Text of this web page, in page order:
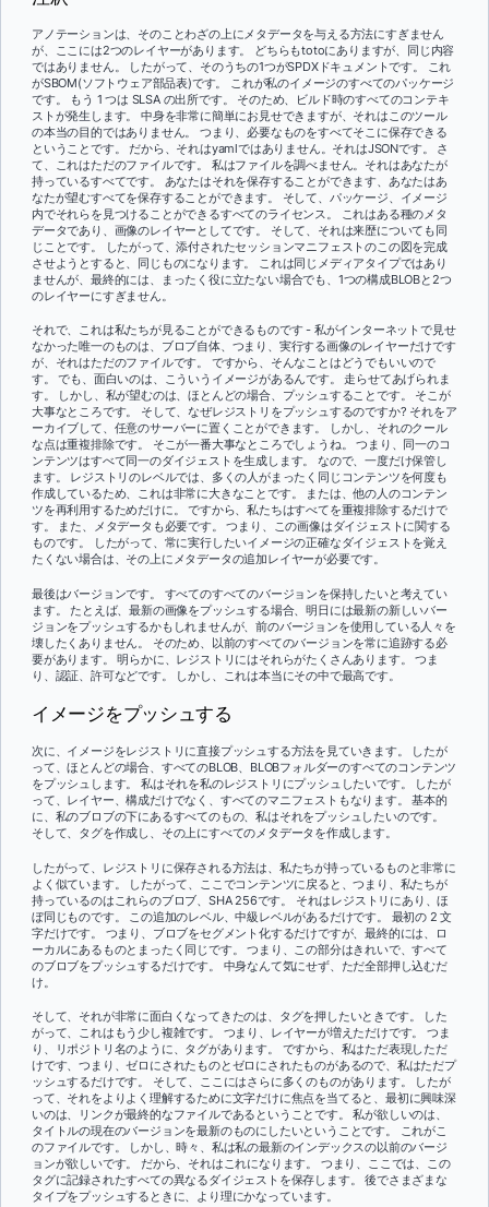
アノテーションは、そのことわざの上にメタデータを与える方法にすぎません
が、ここには2つのレイヤーがあります。 どちらもtotoにありますが、同じ内容
ではありません。 したがって、そのうちの1つがSPDXドキュメントです。 これ
がSBOM(ソフトウェア部品表)です。 これが私のイメージのすべてのパッケージ
です。 もう 1 つは SLSA の出所です。 そのため、ビルド時のすべてのコンテキ
ストが発生します。 中身を非常に簡単にお見せできますが、それはこのツール
の本当の目的ではありません。 つまり、必要なものをすべてそこに保存できる
ということです。 だから、それはyamlではありません。それはJSONです。 さ
て、これはただのファイルです。 私はファイルを調べません。それはあなたが
持っているすべてです。 あなたはそれを保存することができます、あなたはあ
なたが望むすべてを保存することができます。 そして、パッケージ、イメージ
内でそれらを見つけることができるすべてのライセンス。 これはある種のメタ
データであり、画像のレイヤーとしてです。 そして、それは来歴についても同
じことです。 したがって、添付されたセッションマニフェストのこの図を完成
させようとすると、同じものになります。 これは同じメディアタイプではあり
ませんが、最終的には、まったく役に立たない場合でも、1つの構成BLOBと2つ
のレイヤーにすぎません。
それで、これは私たちが見ることができるものです - 私がインターネットで見せ
なかった唯一のものは、ブロブ自体、つまり、実行する画像のレイヤーだけです
が、それはただのファイルです。 ですから、そんなことはどうでもいいので
す。 でも、面白いのは、こういうイメージがあるんです。 走らせてあげられま
す。 しかし、私が望むのは、ほとんどの場合、プッシュすることです。 そこが
大事なところです。 そして、なぜレジストリをプッシュするのですか? それをア
ーカイブして、任意のサーバーに置くことができます。 しかし、それのクール
な点は重複排除です。 そこが一番大事なところでしょうね。 つまり、同一のコ
ンテンツはすべて同一のダイジェストを生成します。 なので、一度だけ保管し
ます。 レジストリのレベルでは、多くの人がまったく同じコンテンツを何度も
作成しているため、これは非常に大きなことです。 または、他の人のコンテン
ツを再利用するためだけに。 ですから、私たちはすべてを重複排除するだけで
す。 また、メタデータも必要です。 つまり、この画像はダイジェストに関する
ものです。 したがって、常に実行したいイメージの正確なダイジェストを覚え
たくない場合は、その上にメタデータの追加レイヤーが必要です。
最後はバージョンです。 すべてのすべてのバージョンを保持したいと考えてい
ます。 たとえば、最新の画像をプッシュする場合、明日には最新の新しいバー
ジョンをプッシュするかもしれませんが、前のバージョンを使用している人々を
壊したくありません。 そのため、以前のすべてのバージョンを常に追跡する必
要があります。 明らかに、レジストリにはそれらがたくさんあります。 つま
り、認証、許可などです。 しかし、これは本当にその中で最高です。
イメージをプッシュする
次に、イメージをレジストリに直接プッシュする方法を見ていきます。 したが
って、ほとんどの場合、すべてのBLOB、BLOBフォルダーのすべてのコンテンツ
をプッシュします。 私はそれを私のレジストリにプッシュしたいです。 したが
って、レイヤー、構成だけでなく、すべてのマニフェストもなります。 基本的
に、私のブロブの下にあるすべてのもの、私はそれをプッシュしたいのです。
そして、タグを作成し、その上にすべてのメタデータを作成します。
したがって、レジストリに保存される方法は、私たちが持っているものと非常に
よく似ています。 したがって、ここでコンテンツに戻ると、つまり、私たちが
持っているのはこれらのブロブ、SHA 256です。 それはレジストリにあり、ほ
ぼ同じものです。 この追加のレベル、中級レベルがあるだけです。 最初の 2 文
字だけです。 つまり、ブロブをセグメント化するだけですが、最終的には、ロ
ーカルにあるものとまったく同じです。 つまり、この部分はきれいで、すべて
のブロブをプッシュするだけです。 中身なんて気にせず、ただ全部押し込むだ
け。
そして、それが非常に面白くなってきたのは、タグを押したいときです。 した
がって、これはもう少し複雑です。 つまり、レイヤーが増えただけです。 つま
り、リポジトリ名のように、タグがあります。 ですから、私はただ表現しただ
けです、つまり、ゼロにされたものとゼロにされたものがあるので、私はただプ
ッシュするだけです。 そして、ここにはさらに多くのものがあります。 したが
って、それをよりよく理解するために文字だけに焦点を当てると、最初に興味深
いのは、リンクが最終的なファイルであるということです。 私が欲しいのは、
タイトルの現在のバージョンを最新のものにしたいということです。 これがこ
のファイルです。 しかし、時々、私は私の最新のインデックスの以前のバージ
ョンが欲しいです。 だから、それはこれになります。 つまり、ここでは、この
タグに記録されたすべての異なるダイジェストを保存します。 後でさまざまな
タイプをプッシュするときに、より理にかなっています。